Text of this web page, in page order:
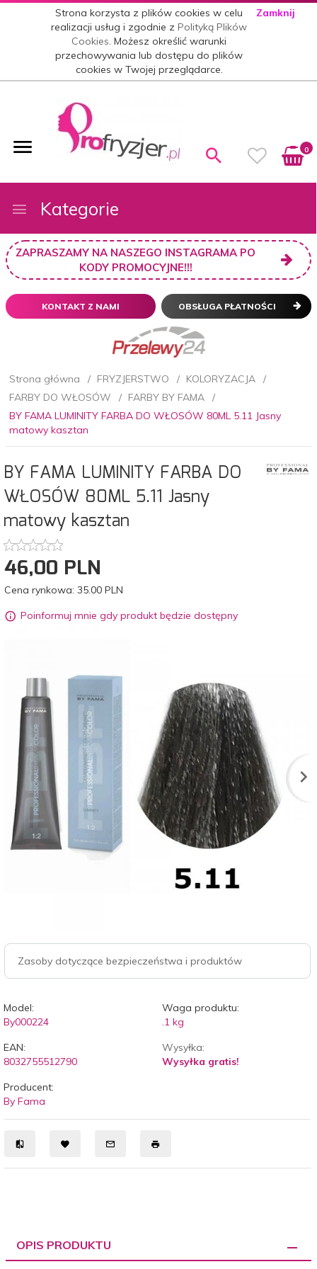
Strona korzysta z plików cookies w celu
realizacji usług i zgodnie zPolityką Plików
Cookies. Możesz określić warunki
przechowywania lub dostępu do plików
cookies w Twojej przeglądarce.
Zamknij
0
Kategorie
ZAPRASZAMY NA NASZEGO INSTAGRAMA PO
KODY PROMOCYJNE!!!
KONTAKT Z NAMI OBSŁUGA PŁATNOŚCI
Strona główna FRYZJERSTWO
KOLORYZACJA
FARBY DO WŁOSÓW
FARBY BY FAMA
BY FAMA LUMINITY FARBA DO WŁOSÓW 80ML 5.11 Jasny
matowy kasztan
BY FAMA LUMINITY FARBA DO
WŁOSÓW 80ML 5.11 Jasny
matowy kasztan
46,00 PLN
Cena rynkowa: 35.00 PLN
Poinformuj mnie gdy produkt będzie dostępny
Zasoby dotyczące bezpieczeństwa i produktów
Model:
By000224
Waga produktu:
.1 kg
EAN:
8032755512790
Wysyłka:
Wysyłka gratis!
Producent:
By Fama
OPIS PRODUKTU